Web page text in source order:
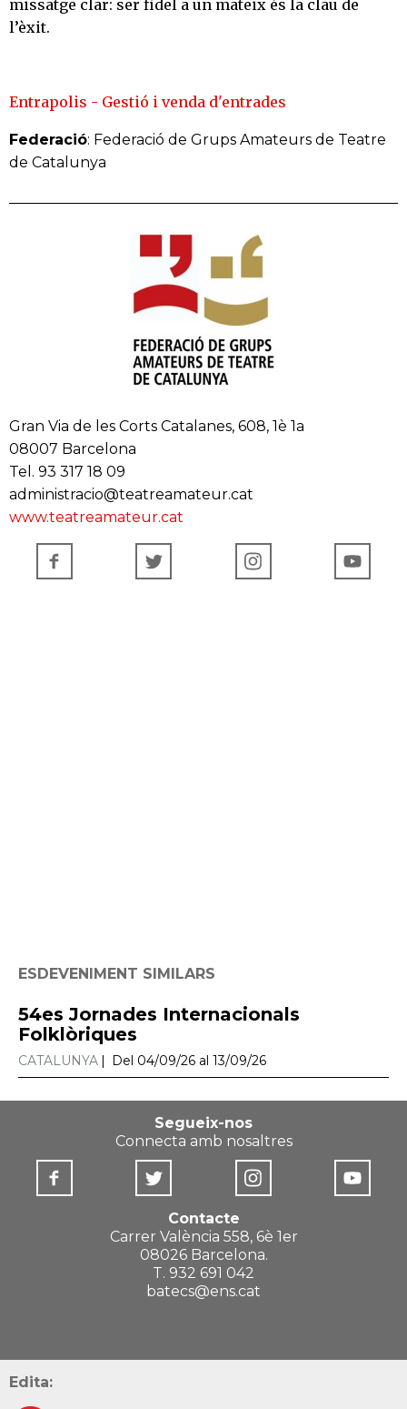
missatge clar: ser fidel a un mateix és la clau de
l’èxit.
Entrapolis - Gestió i venda d'entrades
Federació: Federació de Grups Amateurs de Teatre
de Catalunya
Gran Via de les Corts Catalanes, 608, 1è 1a
08007 Barcelona
Tel. 93 317 18 09
administracio@teatreamateur.cat
www.teatreamateur.cat
ESDEVENIMENT SIMILARS
54es Jornades Internacionals
Folklòriques
CATALUNYA Del 04/09/26 al 13/09/26
Segueix-nos
Connecta amb nosaltres
Contacte
Carrer València 558, 6è 1er
08026 Barcelona.
T. 932 691 042
batecs@ens.cat
Edita: